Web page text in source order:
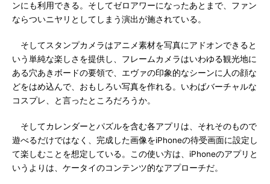
ンにも利用できる。そしてゼロアワーになったあとまで、ファン
ならついニヤリとしてしまう演出が施されている。
そしてスタンプカメラはアニメ素材を写真にアドオンできると
いう単純な楽しさを提供し、フレームカメラはいわゆる観光地に
ある穴あきボードの要領で、エヴァの印象的なシーンに人の顔な
どをはめ込んで、おもしろい写真を作れる。いわばバーチャルな
コスプレ、と言ったところだろうか。
そしてカレンダーとパズルを含む各アプリは、それそのもので
遊べるだけではなく、完成した画像をiPhoneの待受画面に設定し
て楽しむことを想定している。この使い方は、iPhoneのアプリと
いうよりは、ケータイのコンテンツ的なアプローチだ。